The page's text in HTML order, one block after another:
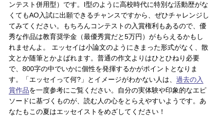
ンテスト併用型）です。I型のように高校時代に特別な活動歴がな
くてもAO入試に出願できるチャンスですから、ぜひチャレンジし
てみてください。もちろんコンテストの入賞権利もあるので、優
秀な作品は教育奨学金（最優秀賞だと5万円）がもらえるかもし
れませんよ。 エッセイは小論文のようにきまった形式がなく、散
文とか随筆とかよばれます。普通の作文よりはひとひねり必要
で、800字の中でいかに個性を発揮するかがポイントとなりま
す。「エッセイって何?」とイメージがわかない人は、 過去の入
賞作品を一度参考にご覧ください。自分の実体験や印象的なエピ
ソードに基づくものが、読む人の心をとらえやすいようです。あ
なたもこの夏はエッセイストをめざしてください！